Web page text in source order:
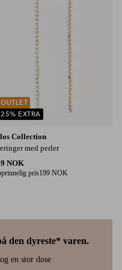
Collection
med perler
NOK
pris199 NOK
OUTLET
25% EXTRA
den dyreste* varen.
en stor dose